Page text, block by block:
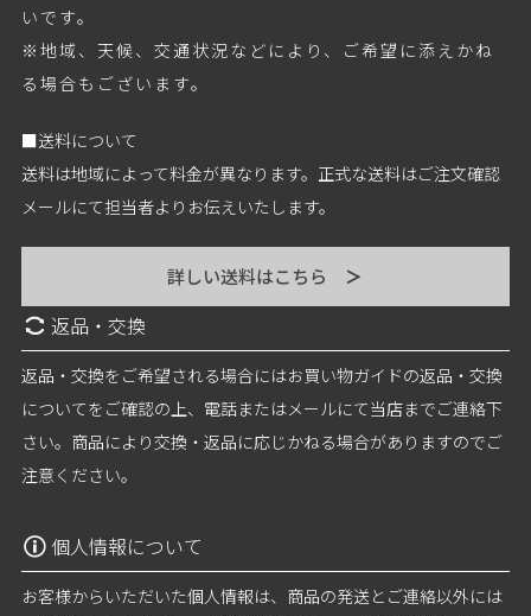
いです。
※地域、天候、交通状況などにより、ご希望に添えかね
る場合もございます。
■送料について
送料は地域によって料金が異なります。正式な送料はご注文確認
メールにて担当者よりお伝えいたします。
詳しい送料はこちら ＞
返品・交換
返品・交換をご希望される場合にはお買い物ガイドの返品・交換
についてをご確認の上、電話またはメールにて当店までご連絡下
さい。商品により交換・返品に応じかねる場合がありますのでご
注意ください。
個人情報について
お客様からいただいた個人情報は、商品の発送とご連絡以外には